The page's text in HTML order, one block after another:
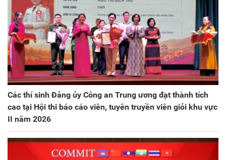
Các thí sinh Đảng ủy Công an Trung ương đạt thành tích
cao tại Hội thi báo cáo viên, tuyên truyền viên giỏi khu vực
II năm 2026